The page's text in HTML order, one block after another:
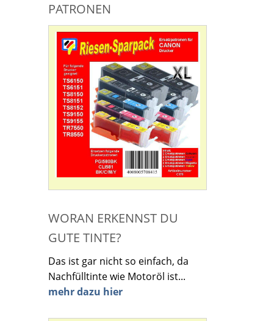
PATRONEN
WORAN ERKENNST DU
GUTE TINTE?
Das ist gar nicht so einfach, da
Nachfülltinte wie Motoröl ist...
mehr dazu hier